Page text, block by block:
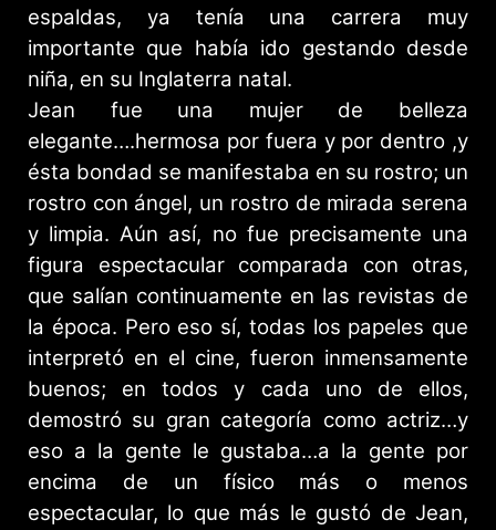
espaldas, ya tenía una carrera muy
importante que había ido gestando desde
niña, en su Inglaterra natal.
Jean fue una mujer de belleza
elegante….hermosa por fuera y por dentro ,y
ésta bondad se manifestaba en su rostro; un
rostro con ángel, un rostro de mirada serena
y limpia. Aún así, no fue precisamente una
figura espectacular comparada con otras,
que salían continuamente en las revistas de
la época. Pero eso sí, todas los papeles que
interpretó en el cine, fueron inmensamente
buenos; en todos y cada uno de ellos,
demostró su gran categoría como actriz…y
eso a la gente le gustaba…a la gente por
encima de un físico más o menos
espectacular, lo que más le gustó de Jean,